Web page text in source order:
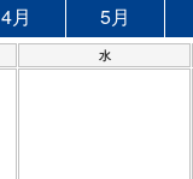
4月 5月
水